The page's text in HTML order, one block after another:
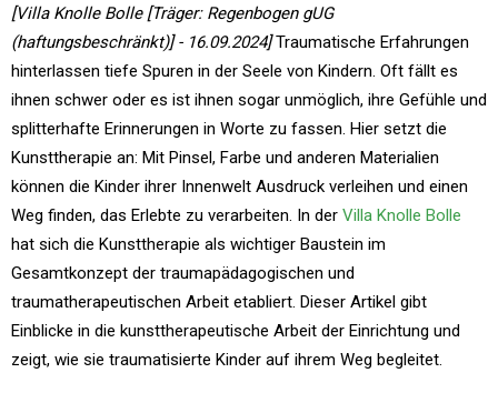
[Villa Knolle Bolle [Träger: Regenbogen gUG
(haftungsbeschränkt)] - 16.09.2024]Traumatische Erfahrungen
hinterlassen tiefe Spuren in der Seele von Kindern. Oft fällt es
ihnen schwer oder es ist ihnen sogar unmöglich, ihre Gefühle und
splitterhafte Erinnerungen in Worte zu fassen. Hier setzt die
Kunsttherapie an: Mit Pinsel, Farbe und anderen Materialien
können die Kinder ihrer Innenwelt Ausdruck verleihen und einen
Weg finden, das Erlebte zu verarbeiten. In der Villa Knolle Bolle
hat sich die Kunsttherapie als wichtiger Baustein im
Gesamtkonzept der traumapädagogischen und
traumatherapeutischen Arbeit etabliert. Dieser Artikel gibt
Einblicke in die kunsttherapeutische Arbeit der Einrichtung und
zeigt, wie sie traumatisierte Kinder auf ihrem Weg begleitet.